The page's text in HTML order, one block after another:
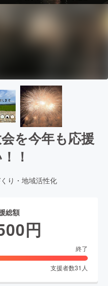
を今年も応援
！
り・地域活性化
総額
円
終了
支援者数31 人